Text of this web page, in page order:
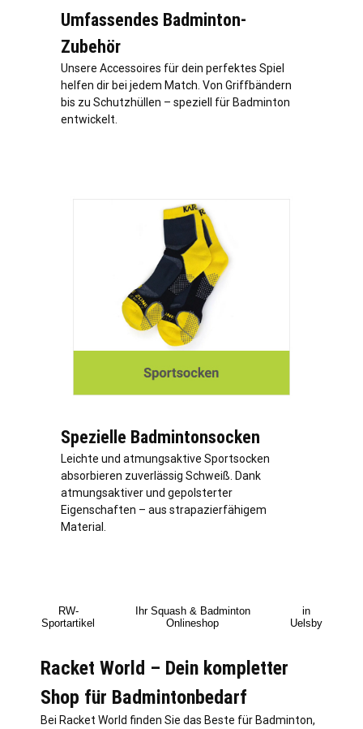
Umfassendes Badminton-
Zubehör
Unsere Accessoires für dein perfektes Spiel
helfen dir bei jedem Match. Von Griffbändern
bis zu Schutzhüllen – speziell für Badminton
entwickelt.
Spezielle Badmintonsocken
Leichte und atmungsaktive Sportsocken
absorbieren zuverlässig Schweiß. Dank
atmungsaktiver und gepolsterter
Eigenschaften – aus strapazierfähigem
Material.
RW-
Sportartikel
Ihr Squash & Badminton
Onlineshop
in
Uelsby
Racket World – Dein kompletter
Shop für Badmintonbedarf
Bei Racket World finden Sie das Beste für Badminton,